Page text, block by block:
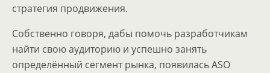
стратегия продвижения.
Собственно говоря, дабы помочь разработчикам
найти свою аудиторию и успешно занять
определённый сегмент рынка, появилась ASO